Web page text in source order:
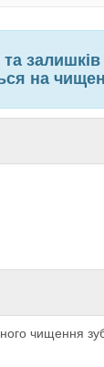
на
чищення